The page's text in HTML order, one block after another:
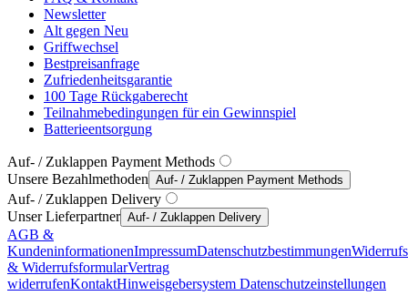
Newsletter
Alt gegen Neu
Griffwechsel
Bestpreisanfrage
Zufriedenheitsgarantie
100 Tage Rückgaberecht
Teilnahmebedingungen für ein Gewinnspiel
Batterieentsorgung
Auf- / Zuklappen Payment Methods
Unsere Bezahlmethoden Auf- / Zuklappen Payment Methods
Auf- / Zuklappen Delivery
Unser Lieferpartner Auf- / Zuklappen Delivery
AGB &
KundeninformationenImpressumDatenschutzbestimmungen
& WiderrufsformularVertrag
widerrufenKontaktHinweisgebersystem Datenschutzeinstellungen